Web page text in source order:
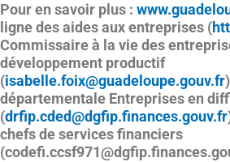
Pour en savoir plus :
ligne des aides aux entreprises (
Commissaire à la vie des
développement productif
(isabelle.foix@guadeloupe.gouv.fr
départementale Entreprises en
(drfip.cded@dgfip.finances.gouv.fr
chefs de services financiers